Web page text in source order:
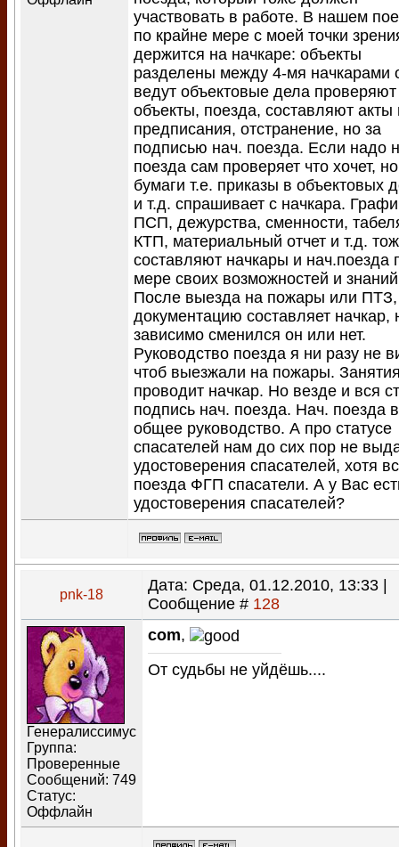
участвовать в работе. В нашем
по крайне мере с моей точки
держится на начкаре: объекты
разделены между 4-мя начкарами
ведут объектовые дела проверяют
объекты, поезда, составляют акты
предписания, отстранение, но за
подписью нач. поезда. Если надо
поезда сам проверяет что хочет,
бумаги т.е. приказы в объектовых
и т.д. спрашивает с начкара.
ПСП, дежурства, сменности,
КТП, материальный отчет и т.д.
составляют начкары и нач.поезда
мере своих возможностей и
После выезда на пожары или ПТЗ,
документацию составляет начкар,
зависимо сменился он или нет.
Руководство поезда я ни разу не
чтоб выезжали на пожары.
проводит начкар. Но везде и вся
подпись нач. поезда. Нач. поезда
общее руководство. А про статусе
спасателей нам до сих пор не
удостоверения спасателей, хотя
поезда ФГП спасатели. А у Вас
удостоверения спасателей?
pnk-18
Дата: Среда, 01.12.2010, 13:33 |
Сообщение # 128
Генералиссимус
Группа:
Проверенные
Сообщений: 749
Статус:
Оффлайн
com,
От судьбы не уйдёшь....